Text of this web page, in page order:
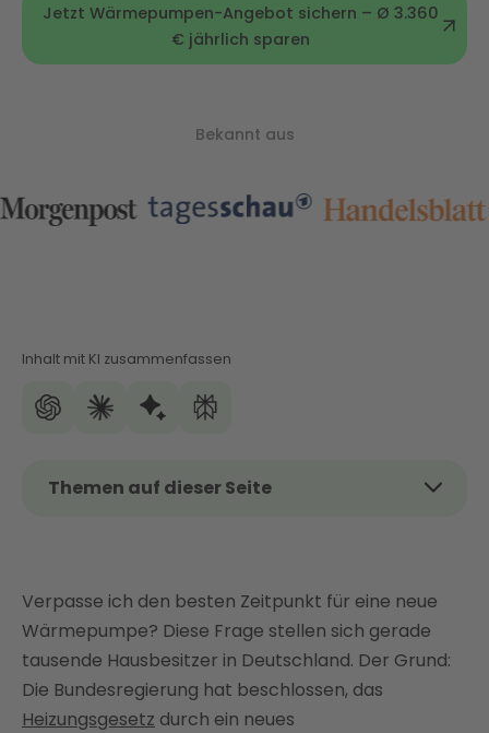
Jetzt Wärmepumpen-Angebot sichern – Ø 3.360
€ jährlich sparen
Bekannt aus
Inhalt mit KI zusammenfassen
Themen auf dieser Seite
dahinter?
Wie lange läuft die KfW-Förderung für
Wärmepumpen noch?
Wie hoch ist die Förderung für Wärmepumpen
aktuell?
Verpasse ich den besten Zeitpunkt für eine neue
Wärmepumpe? Diese Frage stellen sich gerade
tausende Hausbesitzer in Deutschland. Der Grund:
Die Bundesregierung hat beschlossen, das
Heizungsgesetz durch ein neues